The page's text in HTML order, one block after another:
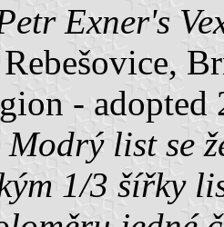
Exner's
- adopted
Modrý list se
1/3 šířky